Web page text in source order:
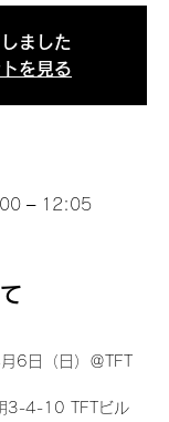
ました
を見る
– 12:05
6日（日）＠TFT
3-4-10 TFTビル